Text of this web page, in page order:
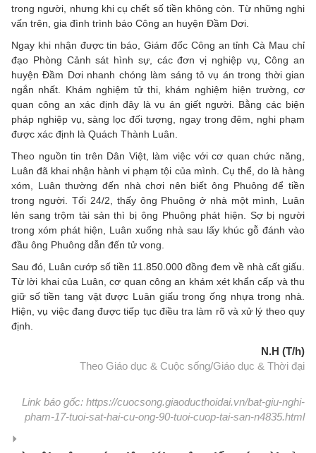
trong người, nhưng khi cụ chết số tiền không còn. Từ những nghi
vấn trên, gia đình trình báo Công an huyện Đầm Dơi.
Ngay khi nhận được tin báo, Giám đốc Công an tỉnh Cà Mau chỉ
đạo Phòng Cảnh sát hình sự, các đơn vị nghiệp vụ, Công an
huyện Đầm Dơi nhanh chóng làm sáng tỏ vụ án trong thời gian
ngắn nhất. Khám nghiệm tử thi, khám nghiệm hiện trường, cơ
quan công an xác định đây là vụ án giết người. Bằng các biện
pháp nghiệp vụ, sàng lọc đối tượng, ngay trong đêm, nghi phạm
được xác định là Quách Thành Luân.
Theo nguồn tin trên Dân Việt, làm việc với cơ quan chức năng,
Luân đã khai nhận hành vi phạm tội của mình. Cụ thể, do là hàng
xóm, Luân thường đến nhà chơi nên biết ông Phuông để tiền
trong người. Tối 24/2, thấy ông Phuông ở nhà một mình, Luân
lẻn sang trộm tài sản thì bị ông Phuông phát hiện. Sợ bị người
trong xóm phát hiện, Luân xuống nhà sau lấy khúc gỗ đánh vào
đầu ông Phuông dẫn đến tử vong.
Sau đó, Luân cướp số tiền 11.850.000 đồng đem về nhà cất giấu.
Từ lời khai của Luân, cơ quan công an khám xét khẩn cấp và thu
giữ số tiền tang vật được Luân giấu trong ống nhựa trong nhà.
Hiện, vụ việc đang được tiếp tục điều tra làm rõ và xử lý theo quy
định.
N.H (T/h)
Theo Giáo dục & Cuộc sống/Giáo dục & Thời đại
Link báo gốc: https://cuocsong.giaoducthoidai.vn/bat-giu-nghi-
pham-17-tuoi-sat-hai-cu-ong-90-tuoi-cuop-tai-san-n4835.html